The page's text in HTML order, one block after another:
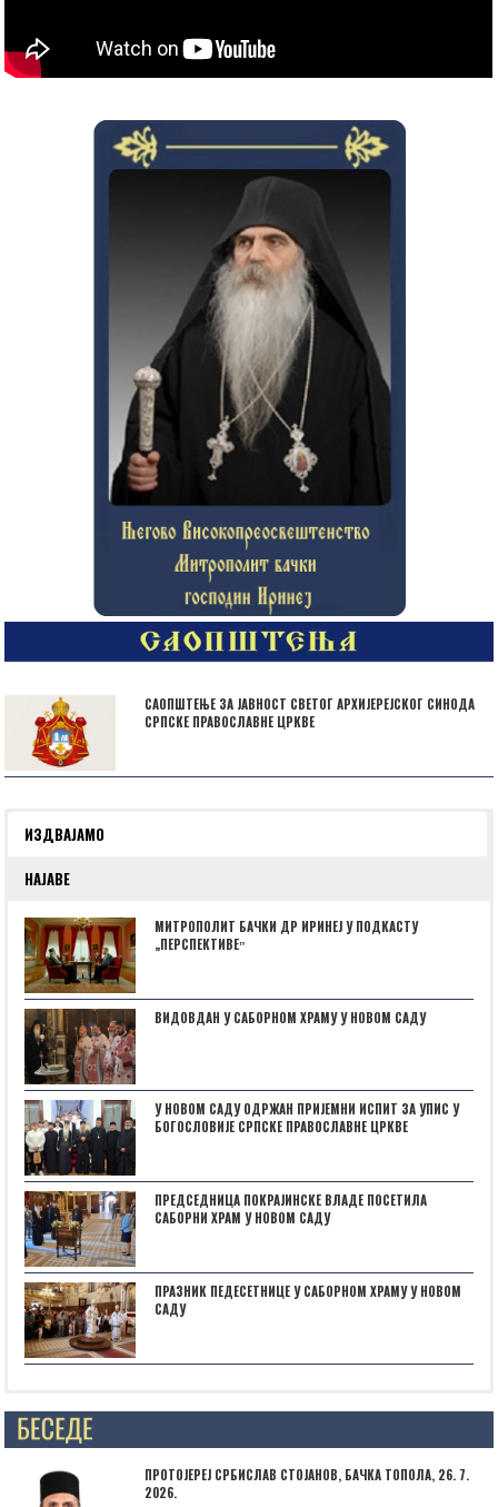
САОПШТЕЊЕ ЗА ЈАВНОСТ СВЕТОГ АРХИЈЕРЕЈСКОГ СИНОДА
СРПСКЕ ПРАВОСЛАВНЕ ЦРКВЕ
ИЗДВАЈАМО
НАЈАВЕ
МИТРОПОЛИТ БАЧКИ ДР ИРИНЕЈ У ПОДКАСТУ
„ПЕРСПЕКТИВЕˮ
ВИДОВДАН У САБОРНОМ ХРАМУ У НОВОМ САДУ
У НОВОМ САДУ ОДРЖАН ПРИЈЕМНИ ИСПИТ ЗА УПИС У
БОГОСЛОВИЈЕ СРПСКЕ ПРАВОСЛАВНЕ ЦРКВЕ
ПРЕДСЕДНИЦА ПОКРАЈИНСКЕ ВЛАДЕ ПОСЕТИЛА
САБОРНИ ХРАМ У НОВОМ САДУ
ПРАЗНИК ПЕДЕСЕТНИЦЕ У САБОРНОМ ХРАМУ У НОВОМ
САДУ
ПРОТОЈЕРЕЈ СРБИСЛАВ СТОЈАНОВ, БАЧКА ТОПОЛА, 26. 7.
2026.